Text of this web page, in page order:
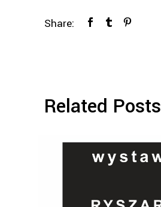
Share:
Related Posts